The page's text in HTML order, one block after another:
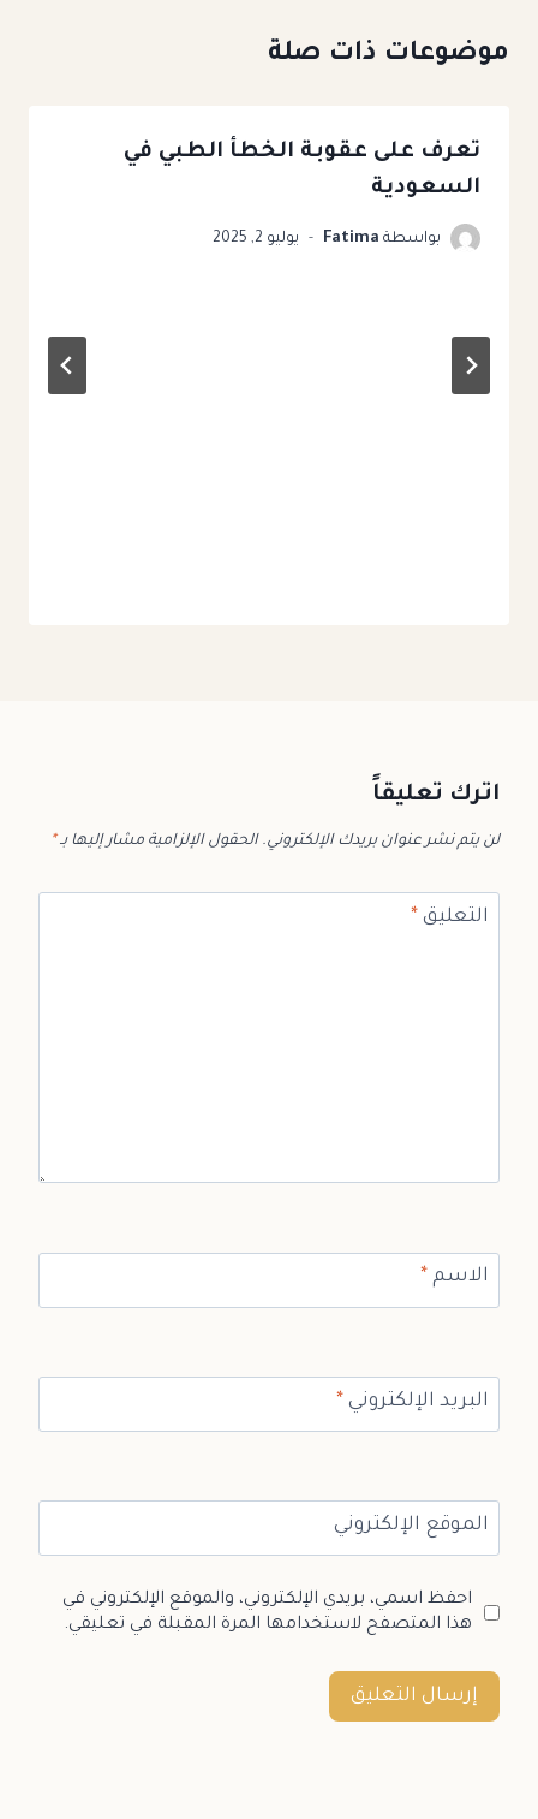
موضوعات ذات صلة
تعرف على عقوبة الخطأ الطبي​ في
السعودية
بواسطة Fatima يوليو 2, 2025
اترك تعليقاً
لن يتم نشر عنوان بريدك الإلكتروني. الحقول الإلزامية مشار إليها بـ*
التعليق *
الاسم *
البريد الإلكتروني *
الموقع الإلكتروني
احفظ اسمي، بريدي الإلكتروني، والموقع الإلكتروني في
هذا المتصفح لاستخدامها المرة المقبلة في تعليقي.